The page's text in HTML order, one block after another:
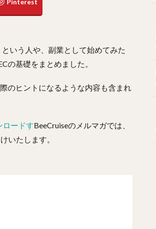
いう人や、副業として始めてみた
の基礎をまとめました。
のヒントになるような内容も含まれ
ロードすBeeCruiseのメルマガでは、
いたします。